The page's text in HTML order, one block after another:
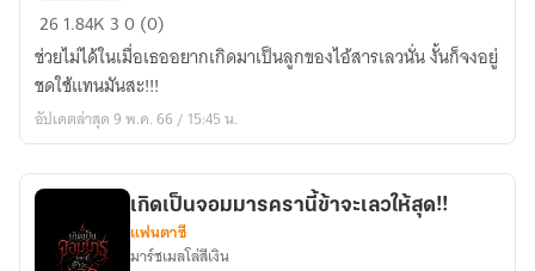
พันธ
การ
รัก
ร้าย
นาย
261.84K 30 (0)
ช่วยไม่ได้ในเมื่อเธออยากเกิดมาเป็นลูกของไอ้สารเลวนั่น งั้นก็จงอยู่
ชดใช้แทนมันสะ!!!
อัปเดตล่าสุด 9 พ.ค. 66 / 15:45 น.
เกิดเป็นจอมมารครานี้ข้าจะเลวให้สุด!!
แฟนตาซี
มาร์ชเมลโล่สีเงิน